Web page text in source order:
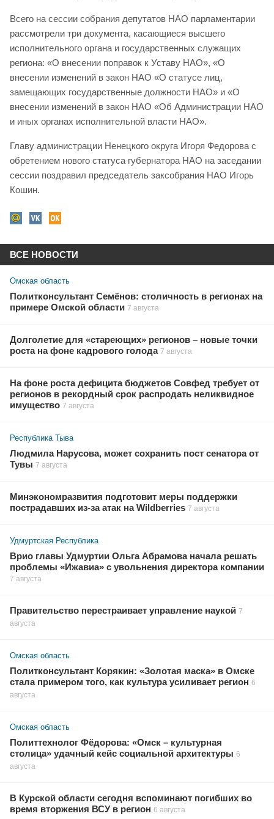
Всего на сессии собрания депутатов НАО парламентарии
рассмотрели три документа, касающиеся высшего
исполнительного органа и государственных служащих
региона: «О внесении поправок к Уставу НАО», «О
внесении изменений в закон НАО «О статусе лиц,
замещающих государственные должности НАО» и «О
внесении изменений в закон НАО «Об Администрации НАО
и иных органах исполнительной власти НАО».
Главу администрации Ненецкого округа Игоря Федорова с
обретением нового статуса губернатора НАО на заседании
сессии поздравил председатель заксобрания НАО Игорь
Кошин.
ВСЕ НОВОСТИ
Омская область
Политконсультант Семёнов: столичность в регионах на
примере Омской области 7 августа
Долголетие для «стареющих» регионов – новые точки
роста на фоне кадрового голода 7 августа
На фоне роста дефицита бюджетов Совфед требует от
регионов в рекордный срок распродать неликвидное
имущество 7 августа
Республика Тыва
Людмила Нарусова, может сохранить пост сенатора от
Тувы 7 августа
Минэкономразвития подготовит меры поддержки
пострадавших из-за атак на Wildberries 7 августа
Удмуртская Республика
Врио главы Удмуртии Ольга Абрамова начала решать
проблемы «Ижавиа» с увольнения директора компании
7 августа
Правительство перестраивает управление наукой 7
августа
Омская область
Политконсультант Корякин: «Золотая маска» в Омске
стала примером того, как культура усиливает регион 6
августа
Омская область
Политтехнолог Фёдорова: «Омск – культурная
столица» удачный кейс социальной архитектуры 6
августа
В Курской области сегодня вспоминают погибших во
время вторжения ВСУ в регион 6 августа